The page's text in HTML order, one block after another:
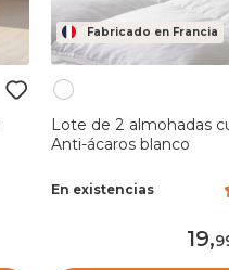
Fabricado en Francia
Lote de 2 almohadas
Anti-ácaros blanco
En existencias
19,